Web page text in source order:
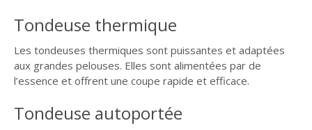
Tondeuse thermique
Les tondeuses thermiques sont puissantes et adaptées
aux grandes pelouses. Elles sont alimentées par de
l’essence et offrent une coupe rapide et efficace.
Tondeuse autoportée